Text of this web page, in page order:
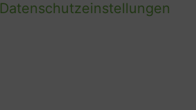
Datenschutz­einstellungen